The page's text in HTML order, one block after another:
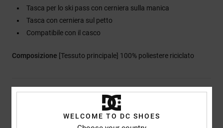
Tasca per lo ski pass con cerniera sulla manica
Tasca con cerniera sul petto
Compatibile con il casco
Composizione [Tessuto principale] 100% poliestere riciclato
Spedizioni e Resi
WELCOME TO DC SHOES